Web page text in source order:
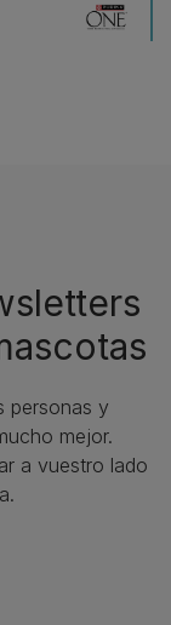
personas y
mejor.
a vuestro lado